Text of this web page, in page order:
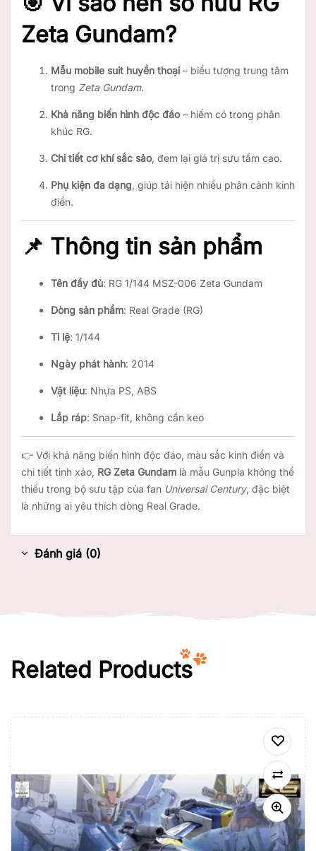
Zeta Gundam?
Mẫu mobile suit huyền thoại – biểu tượng trung tâm
trong Zeta Gundam.
Khả năng biến hình độc đáo– hiếm có trong phân
khúc RG.
Chi tiết cơ khí sắc sảo, đem lại giá trị sưu tầm cao.
Phụ kiện đa dạng, giúp tái hiện nhiều phân cảnh kinh
điển.
📌 Thông tin sản phẩm
Tên đầy đủ: RG 1/144 MSZ-006 Zeta Gundam
Dòng sản phẩm: Real Grade (RG)
Tỉ lệ: 1/144
Ngày phát hành: 2014
Vật liệu: Nhựa PS, ABS
Lắp ráp: Snap-fit, không cần keo
👉 Với khả năng biến hình độc đáo, màu sắc kinh điển và
chi tiết tinh xảo, RG Zeta Gundam là mẫu Gunpla không thể
thiếu trong bộ sưu tập của fan Universal Century, đặc biệt
là những ai yêu thích dòng Real Grade.
Đánh giá (0)
Related Products